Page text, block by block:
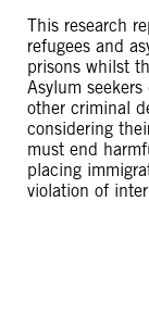
This research
refugees and
prisons whilst
Asylum
other criminal
considering
must end
placing
violation of